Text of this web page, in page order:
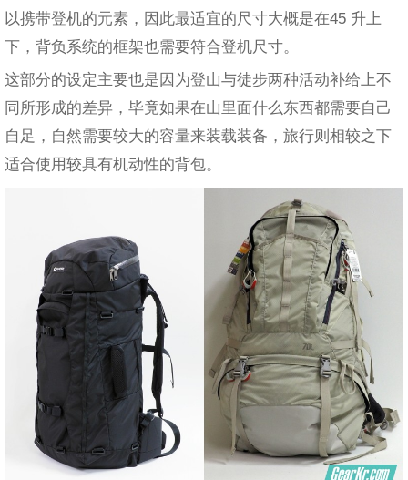
以携带登机的元素，因此最适宜的尺寸大概是在45 升上
下，背负系统的框架也需要符合登机尺寸。
这部分的设定主要也是因为登山与徒步两种活动补给上不
同所形成的差异，毕竟如果在山里面什么东西都需要自己
自足，自然需要较大的容量来装载装备，旅行则相较之下
适合使用较具有机动性的背包。